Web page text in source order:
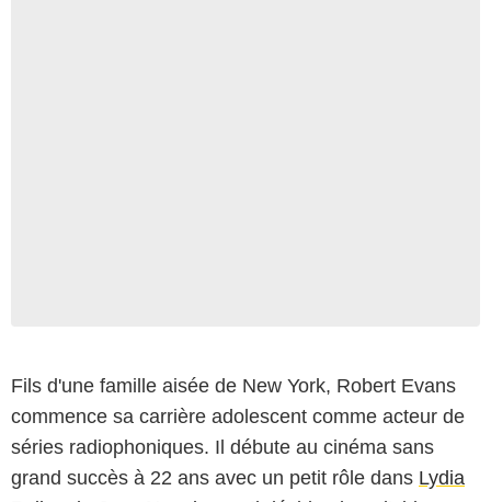
Fils d'une famille aisée de New York, Robert Evans
commence sa carrière adolescent comme acteur de
séries radiophoniques. Il débute au cinéma sans
grand succès à 22 ans avec un petit rôle dans Lydia